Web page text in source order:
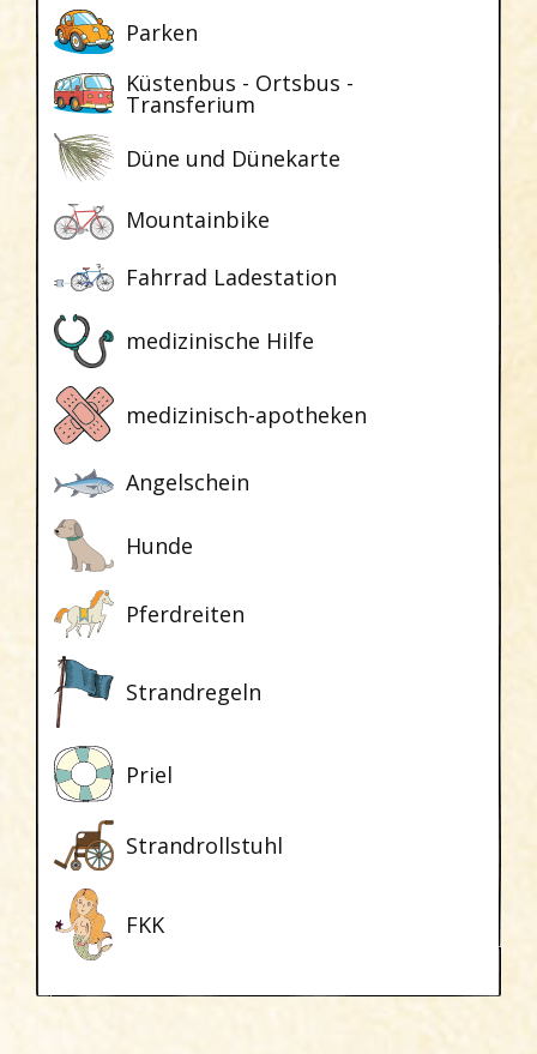
Parken
Küstenbus - Ortsbus -
Transferium
Düne und Dünekarte
Mountainbike
Fahrrad Ladestation
medizinische Hilfe
medizinisch-apotheken
Angelschein
Hunde
Pferdreiten
Strandregeln
Priel
Strandrollstuhl
FKK